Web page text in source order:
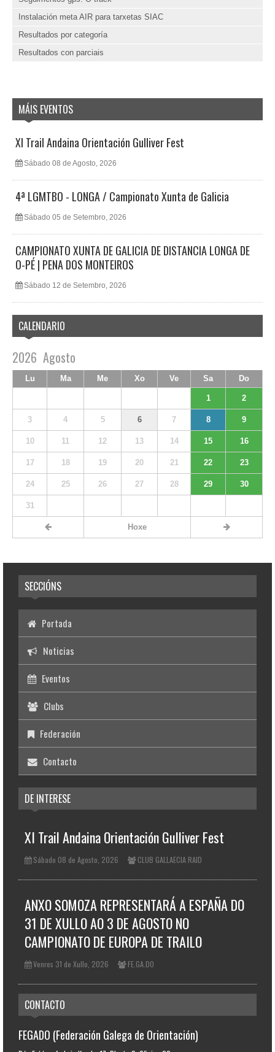
Instalación meta AIR para tarxetas SIAC
Resultados por categoría
Resultados con parciais
MÁIS EVENTOS
XI Trail Andaina Orientación Gulliver Fest
Sábado 08 de Agosto, 2026
4ª LGMTBO - LONGA / Campionato Xunta de Galicia
Sábado 05 de Setembro, 2026
CAMPIONATO XUNTA DE GALICIA DE DISTANCIA LONGA DE
O-PÉ | PENA DOS MONTEIROS
Sábado 12 de Setembro, 2026
CALENDARIO
2026 Agosto
Lu Ma Me Xo Ve Sa Do
1 2
3 4 5 6 7 8 9
10 11 12 13 14 15 16
17 18 19 20 21 22 23
24 25 26 27 28 29 30
31
Hoxe
SECCIÓNS
Portada
Noticias
Eventos
Clubs
Federación
Contacto
DE INTERESE
XI Trail Andaina Orientación Gulliver Fest
Sábado 08 de Agosto, 2026 CLUB GALLAECIA RAID
ANXO SOMOZA REPRESENTARÁ A ESPAÑA DO
31 DE XULLO AO 3 DE AGOSTO NO
CAMPIONATO DE EUROPA DE TRAILO
Venres 31 de Xullo, 2026 FE.GA.DO
CONTACTO
FEGADO (Federación Galega de Orientación)